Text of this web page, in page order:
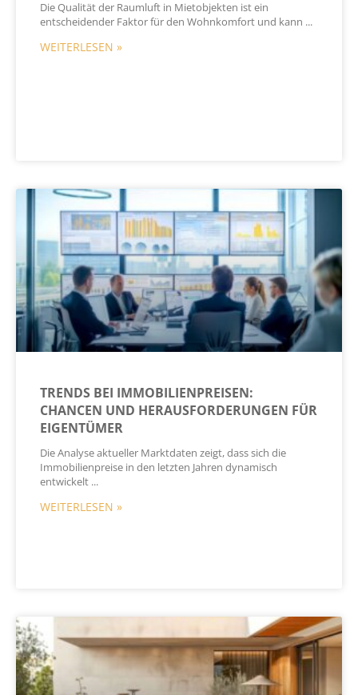
Die Qualität der Raumluft in Mietobjekten ist ein
entscheidender Faktor für den Wohnkomfort und kann
WEITERLESEN »
TRENDS BEI IMMOBILIENPREISEN:
CHANCEN UND HERAUSFORDERUNGEN FÜR
EIGENTÜMER
Die Analyse aktueller Marktdaten zeigt, dass sich die
Immobilienpreise in den letzten Jahren dynamisch
entwickelt
WEITERLESEN »